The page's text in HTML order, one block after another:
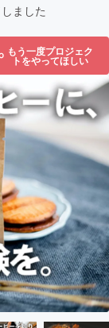
ました
もう一度プロジェク
トをやってほしい